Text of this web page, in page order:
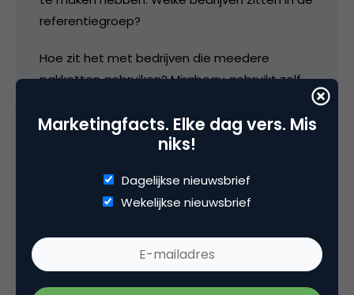
referentiegroep?
Hoe zit het met bedrijven die meedere
pakketten gebruiken? Mirabeau gebruikt zelf
En hoe zit het met dubbeltellingen? KPN staat
AEX-bedrijf.
Marketingfacts. Elke dag vers. Mis
niks!
Dagelijkse nieuwsbrief
Wekelijkse nieuwsbrief